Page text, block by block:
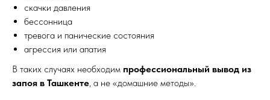
скачки давления
бессонница
тревога и панические состояния
агрессия или апатия
В таких случаях необходим профессиональный вывод из
запоя в Ташкенте, а не «домашние методы».